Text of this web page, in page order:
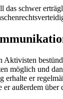
das schwer
Aktivisten
möglich und
erhalte er
er außerdem